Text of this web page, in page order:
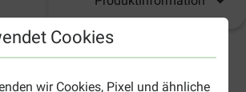
Cookies
wir Cookies, Pixel und ähnliche
2-5 Arbeitstage, sofern nicht anders angegeben